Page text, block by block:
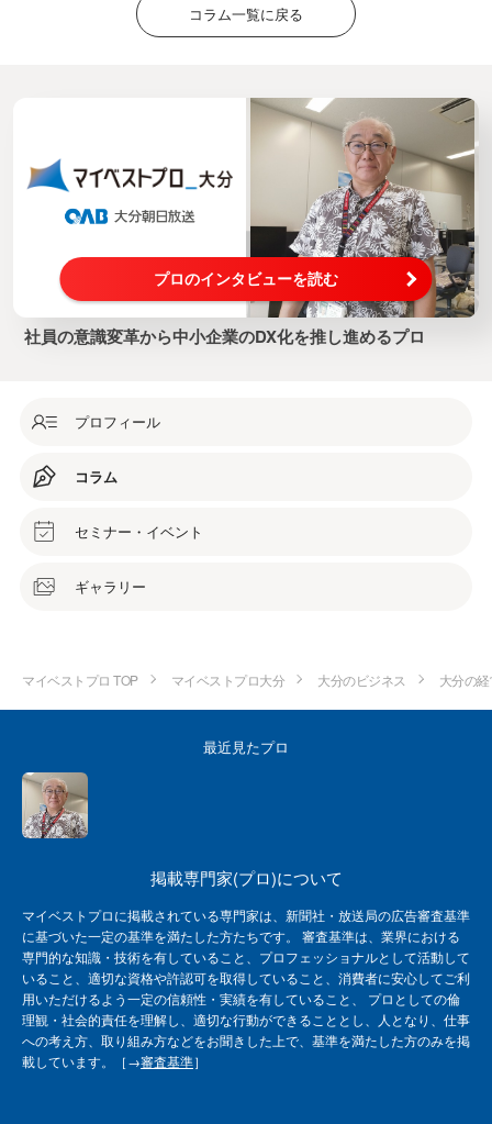
コラム一覧に戻る
プロのインタビューを読む
社員の意識変革から中小企業のDX化を推し進めるプロ
プロフィール
コラム
セミナー・イベント
ギャラリー
マイベストプロ TOP マイベストプロ大分 大分のビジネス 大分の
最近見たプロ
掲載専門家(プロ)について
マイベストプロに掲載されている専門家は、新聞社・放送局の広告審査基準
に基づいた一定の基準を満たした方たちです。 審査基準は、業界における
専門的な知識・技術を有していること、プロフェッショナルとして活動して
いること、適切な資格や許認可を取得していること、消費者に安心してご利
用いただけるよう一定の信頼性・実績を有していること、 プロとしての倫
理観・社会的責任を理解し、適切な行動ができることとし、人となり、仕事
への考え方、取り組み方などをお聞きした上で、基準を満たした方のみを掲
載しています。［→審査基準］